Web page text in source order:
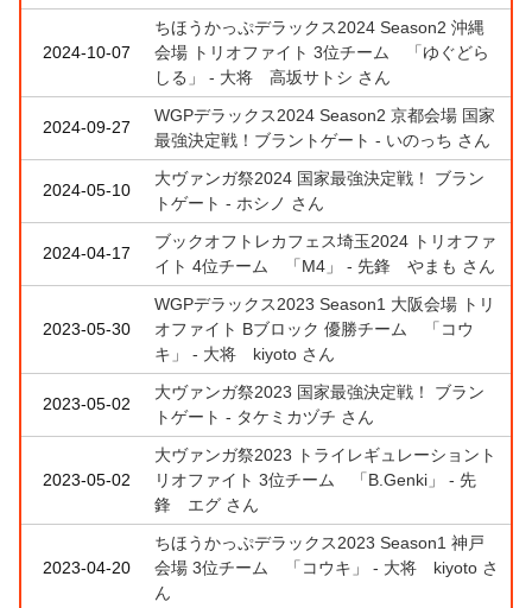
2024-10-07
ちほうかっぷデラックス2024 Season2 沖縄
会場 トリオファイト 3位チーム 「ゆぐどら
しる」 - 大将 高坂サトシ さん
2024-09-27
WGPデラックス2024 Season2 京都会場 国家
最強決定戦！ブラントゲート - いのっち さん
2024-05-10
大ヴァンガ祭2024 国家最強決定戦！ ブラン
トゲート - ホシノ さん
2024-04-17
ブックオフトレカフェス埼玉2024 トリオファ
イト 4位チーム 「M4」 - 先鋒 やまも さん
2023-05-30
WGPデラックス2023 Season1 大阪会場 トリ
オファイト Bブロック 優勝チーム 「コウ
キ」 - 大将 kiyoto さん
2023-05-02
大ヴァンガ祭2023 国家最強決定戦！ ブラン
トゲート - タケミカヅチ さん
2023-05-02
大ヴァンガ祭2023 トライレギュレーショント
リオファイト 3位チーム 「B.Genki」 - 先
鋒 エグ さん
2023-04-20
ちほうかっぷデラックス2023 Season1 神戸
会場 3位チーム 「コウキ」 - 大将 kiyoto さ
ん